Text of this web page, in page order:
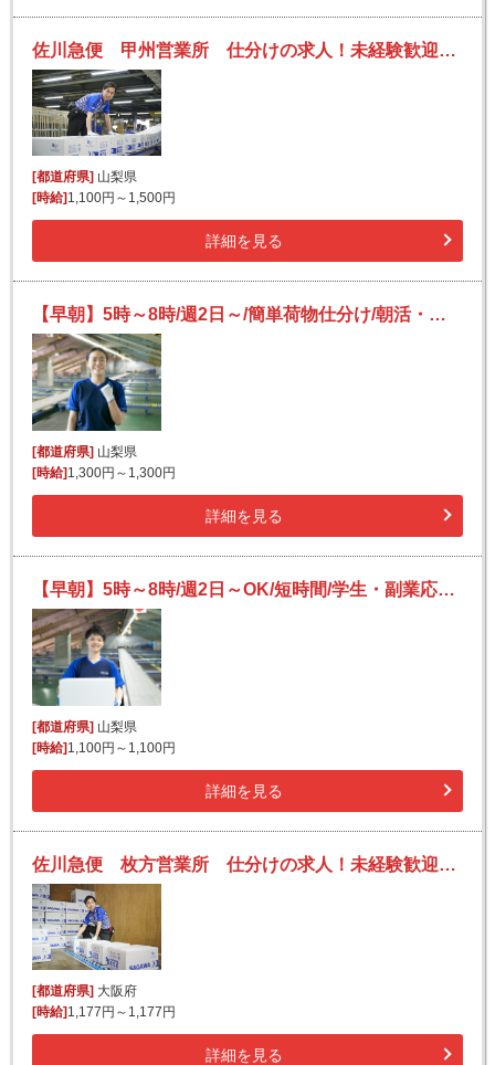
佐川急便 甲州営業所 仕分けの求人！未経験歓迎！先輩たちがサポートします♪
[都道府県] 山梨県
[時給] 1,100円～1,500円
詳細を見る
【早朝】5時～8時/週2日～/簡単荷物仕分け/朝活・短時間/日払い可(規定有)/副業歓迎
[都道府県] 山梨県
[時給] 1,300円～1,300円
詳細を見る
【早朝】5時～8時/週2日～OK/短時間/学生・副業応援/未経験も安心の簡単宅配仕分けバイト
[都道府県]山梨県
[時給]1,100円～1,100円
詳細を見る
佐川急便 枚方営業所 仕分けの求人！未経験歓迎！先輩たちがサポートします♪
[都道府県]大阪府
[時給]1,177円～1,177円
詳細を見る